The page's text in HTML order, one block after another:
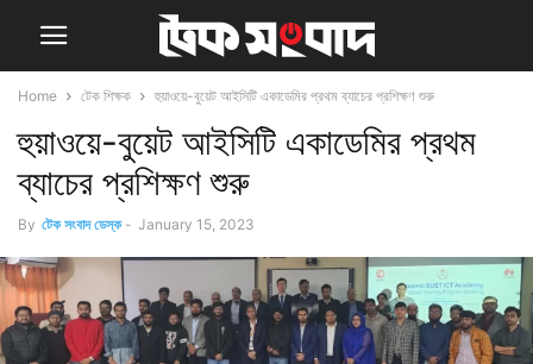
Home টেক শিক্ষক হুয়াওয়ে-বুয়েট আইসিটি একাডেমির প্রথম ব্যাচের প্রশিক্ষণ শুরু
হুয়াওয়ে-বুয়েট আইসিটি একাডেমির প্রথম
ব্যাচের প্রশিক্ষণ শুরু
By টেক সংবাদ ডেস্ক - January 15, 2023